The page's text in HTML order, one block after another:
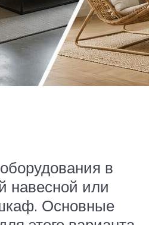
в
навесной или
Основные